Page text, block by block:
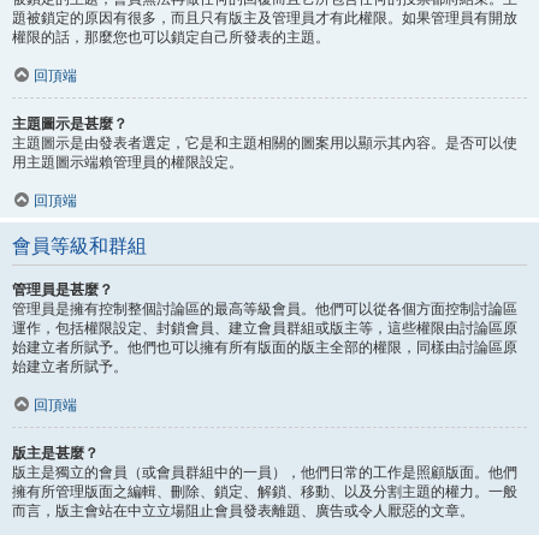
題被鎖定的原因有很多，而且只有版主及管理員才有此權限。如果管理員有開放
權限的話，那麼您也可以鎖定自己所發表的主題。
回頂端
主題圖示是甚麼？
主題圖示是由發表者選定，它是和主題相關的圖案用以顯示其內容。是否可以使
用主題圖示端賴管理員的權限設定。
回頂端
會員等級和群組
管理員是甚麼？
管理員是擁有控制整個討論區的最高等級會員。他們可以從各個方面控制討論區
運作，包括權限設定、封鎖會員、建立會員群組或版主等，這些權限由討論區原
始建立者所賦予。他們也可以擁有所有版面的版主全部的權限，同樣由討論區原
始建立者所賦予。
回頂端
版主是甚麼？
版主是獨立的會員（或會員群組中的一員），他們日常的工作是照顧版面。他們
擁有所管理版面之編輯、刪除、鎖定、解鎖、移動、以及分割主題的權力。一般
而言，版主會站在中立立場阻止會員發表離題、廣告或令人厭惡的文章。